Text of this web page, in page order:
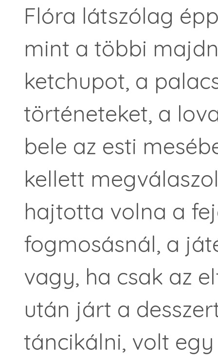
Flóra látszólag
mint a többi
ketchupot, a
történeteket, a
bele az esti
kellett
hajtotta volna a
fogmosásnál, a
vagy, ha csak az
után járt a
táncikálni, volt